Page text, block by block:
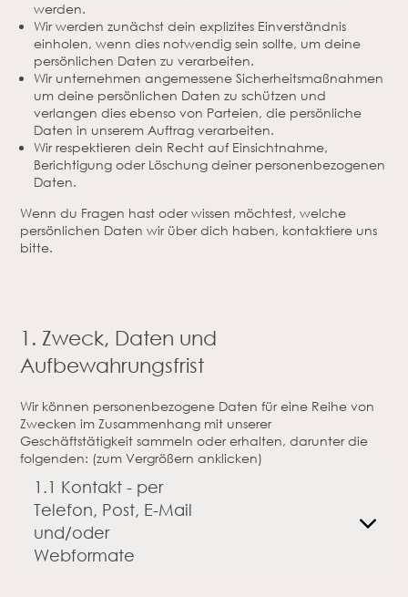
werden.
Wir werden zunächst dein explizites Einverständnis
einholen, wenn dies notwendig sein sollte, um deine
persönlichen Daten zu verarbeiten.
Wir unternehmen angemessene Sicherheitsmaßnahmen
um deine persönlichen Daten zu schützen und
verlangen dies ebenso von Parteien, die persönliche
Daten in unserem Auftrag verarbeiten.
Wir respektieren dein Recht auf Einsichtnahme,
Berichtigung oder Löschung deiner personenbezogenen
Daten.
Wenn du Fragen hast oder wissen möchtest, welche
persönlichen Daten wir über dich haben, kontaktiere uns
bitte.
1. Zweck, Daten und
Aufbewahrungsfrist
Wir können personenbezogene Daten für eine Reihe von
Zwecken im Zusammenhang mit unserer
Geschäftstätigkeit sammeln oder erhalten, darunter die
folgenden: (zum Vergrößern anklicken)
1.1 Kontakt - per
Telefon, Post, E-Mail
und/oder
Webformate